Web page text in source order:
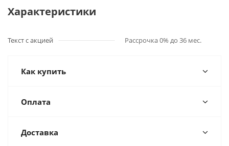
Характеристики
Текст с акцией Рассрочка 0% до 36 мес.
Как купить
Оплата
Доставка